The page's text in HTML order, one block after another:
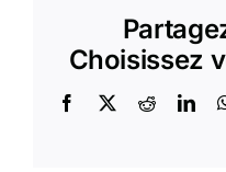
Choisissez
Facebook
X Reddit